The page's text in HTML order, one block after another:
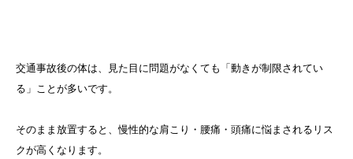
交通事故後の体は、見た目に問題がなくても「動きが制限されてい
る」ことが多いです。
そのまま放置すると、慢性的な肩こり・腰痛・頭痛に悩まされるリス
クが高くなります。